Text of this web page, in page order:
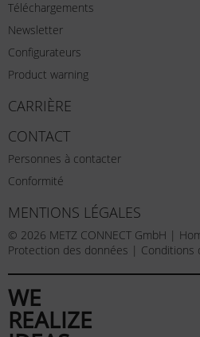
Téléchargements
Newsletter
Configurateurs
Product warning
CARRIÈRE
CONTACT
Personnes à contacter
Conformité
MENTIONS LÉGALES
© 2026 METZ CONNECT GmbH |
Protection des données | Conditions
WE
REALIZE